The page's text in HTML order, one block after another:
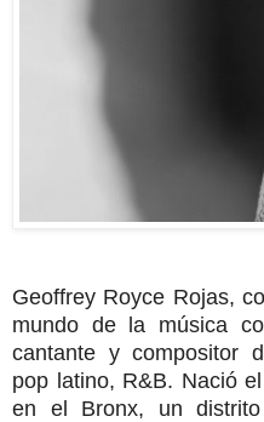
Geoffrey Royce Rojas,
mundo de la música
cantante y compositor
pop latino, R&B. Nació
en el Bronx, un